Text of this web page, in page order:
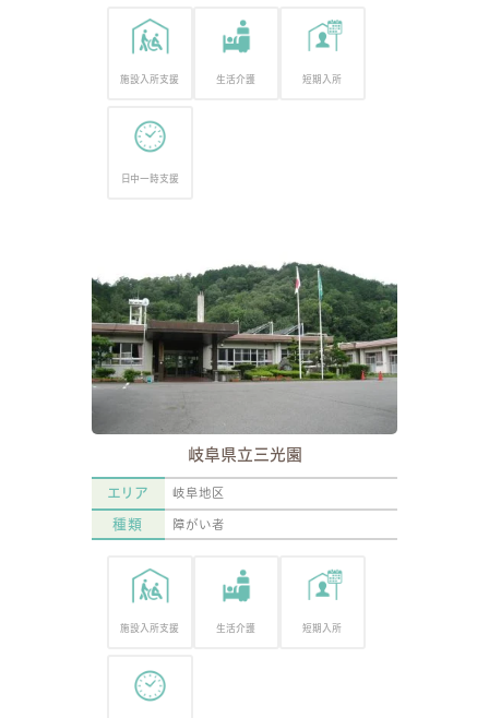
施設入所支援 生活介護 短期入所
日中一時支援
岐阜県立三光園
エリア 岐阜地区
種類 障がい者
施設入所支援 生活介護 短期入所